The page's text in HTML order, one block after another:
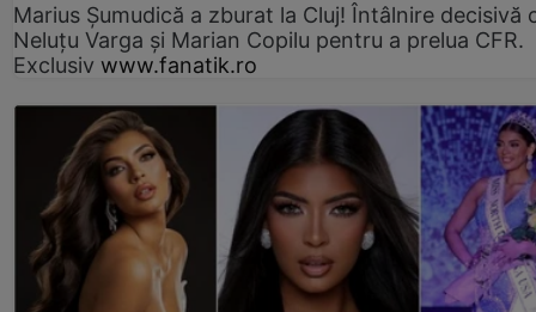
Marius Şumudică a zburat la Cluj! Întâlnire decisivă
Neluţu Varga şi Marian Copilu pentru a prelua CFR.
Exclusiv www.fanatik.ro